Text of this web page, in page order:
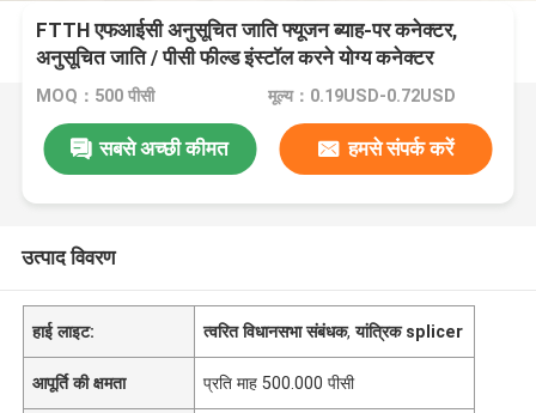
FTTH एफआईसी अनुसूचित जाति फ्यूजन ब्याह-पर कनेक्टर,
अनुसूचित जाति / पीसी फील्ड इंस्टॉल करने योग्य कनेक्टर
MOQ：500 पीसी मूल्य：0.19USD-0.72USD
सबसे अच्छी कीमत हमसे संपर्क करें
उत्पाद विवरण
हाई लाइट: त्वरित विधानसभा संबंधक,यांत्रिक splicer
आपूर्ति की क्षमता प्रति माह 500.000 पीसी